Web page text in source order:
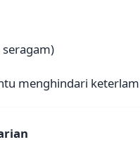
seragam)
menghindari